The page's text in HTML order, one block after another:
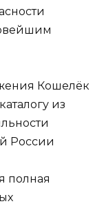
Кошелёк
из
России
полная